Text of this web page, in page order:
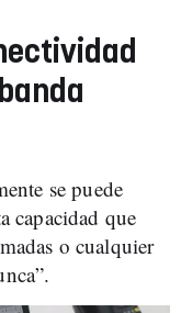
se puede
capacidad que
o cualquier